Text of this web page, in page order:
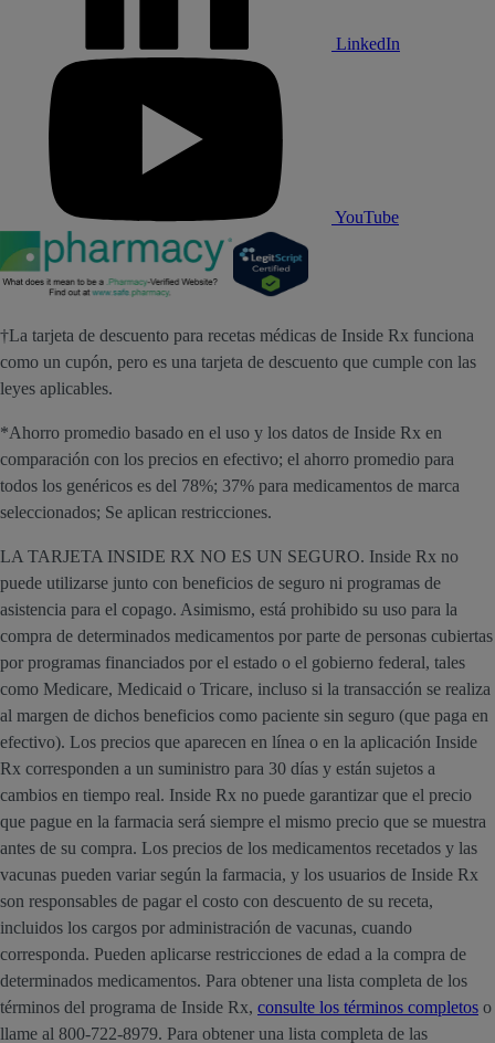
LinkedIn
YouTube
†La tarjeta de descuento para recetas médicas de Inside Rx funciona
como un cupón, pero es una tarjeta de descuento que cumple con las
leyes aplicables.
*Ahorro promedio basado en el uso y los datos de Inside Rx en
comparación con los precios en efectivo; el ahorro promedio para
todos los genéricos es del 78%; 37% para medicamentos de marca
seleccionados; Se aplican restricciones.
LA TARJETA INSIDE RX NO ES UN SEGURO. Inside Rx no
puede utilizarse junto con beneficios de seguro ni programas de
asistencia para el copago. Asimismo, está prohibido su uso para la
compra de determinados medicamentos por parte de personas cubiertas
por programas financiados por el estado o el gobierno federal, tales
como Medicare, Medicaid o Tricare, incluso si la transacción se realiza
al margen de dichos beneficios como paciente sin seguro (que paga en
efectivo). Los precios que aparecen en línea o en la aplicación Inside
Rx corresponden a un suministro para 30 días y están sujetos a
cambios en tiempo real. Inside Rx no puede garantizar que el precio
que pague en la farmacia será siempre el mismo precio que se muestra
antes de su compra. Los precios de los medicamentos recetados y las
vacunas pueden variar según la farmacia, y los usuarios de Inside Rx
son responsables de pagar el costo con descuento de su receta,
incluidos los cargos por administración de vacunas, cuando
corresponda. Pueden aplicarse restricciones de edad a la compra de
determinados medicamentos. Para obtener una lista completa de los
términos del programa de Inside Rx, consulte los términos completos o
llame al 800-722-8979. Para obtener una lista completa de las